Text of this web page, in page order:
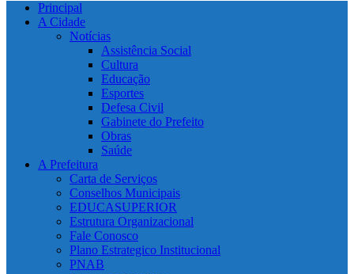
Principal
A Cidade
Notícias
Assistência Social
Cultura
Educação
Esportes
Defesa Civil
Gabinete do Prefeito
Obras
Saúde
A Prefeitura
Carta de Serviços
Conselhos Municipais
EDUCASUPERIOR
Estrutura Organizacional
Fale Conosco
Plano Estrategico Institucional
PNAB